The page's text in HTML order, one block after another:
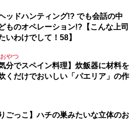
ッドハンティング!? でも会話の中
ものオペレーション!?【こんな上司
いわけでして！58】
やつ
分でスペイン料理】炊飯器に材料を
くだけでおいしい「パエリア」の作
ごっこ】ハチの巣みたいな立体のお